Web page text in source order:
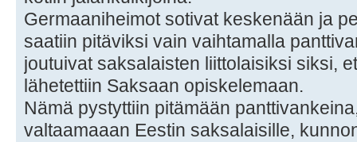
Germaaniheimot sotivat keskenään ja
saatiin pitäviksi vain vaihtamalla
joutuivat saksalaisten liittolaisiksi siksi,
lähetettiin Saksaan opiskelemaan.
Nämä pystyttiin pitämään
valtaamaaan Eestin saksalaisille,